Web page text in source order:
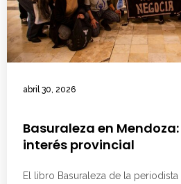
abril 30, 2026
Basuraleza en
interés provincial
El libro Basuraleza de la periodista